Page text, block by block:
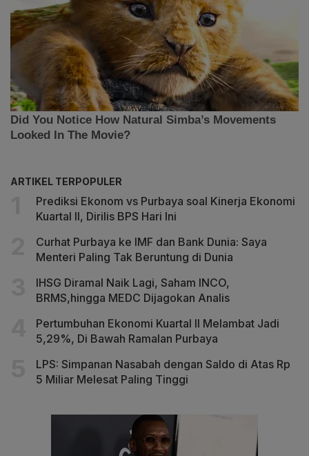
ARTIKEL TERPOPULER
Prediksi Ekonom vs Purbaya soal Kinerja Ekonomi
Kuartal II, Dirilis BPS Hari Ini
Curhat Purbaya ke IMF dan Bank Dunia: Saya
Menteri Paling Tak Beruntung di Dunia
IHSG Diramal Naik Lagi, Saham INCO,
BRMS,hingga MEDC Dijagokan Analis
Pertumbuhan Ekonomi Kuartal II Melambat Jadi
5,29%, Di Bawah Ramalan Purbaya
LPS: Simpanan Nasabah dengan Saldo di Atas Rp
5 Miliar Melesat Paling Tinggi